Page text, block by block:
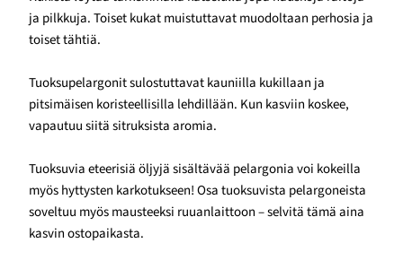
ja pilkkuja. Toiset kukat muistuttavat muodoltaan perhosia ja
toiset tähtiä.
Tuoksupelargonit sulostuttavat kauniilla kukillaan ja
pitsimäisen koristeellisilla lehdillään. Kun kasviin koskee,
vapautuu siitä sitruksista aromia.
Tuoksuvia eteerisiä öljyjä sisältävää pelargonia voi kokeilla
myös hyttysten karkotukseen! Osa tuoksuvista pelargoneista
soveltuu myös mausteeksi ruuanlaittoon – selvitä tämä aina
kasvin ostopaikasta.